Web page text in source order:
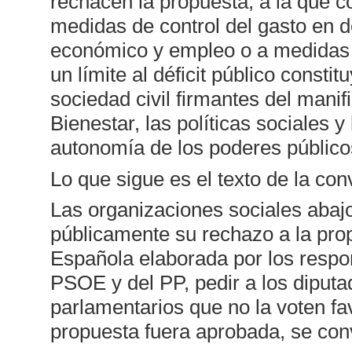
medidas de control del gasto en
económico y empleo o a
un límite al déficit público
sociedad civil firmantes del
Bienestar, las políticas sociales
autonomía de los poderes
Lo que sigue es el texto de la
Las organizaciones sociales
públicamente su rechazo a la
Española elaborada por los
PSOE y del PP, pedir a los
parlamentarios que no la voten
propuesta fuera aprobada, se